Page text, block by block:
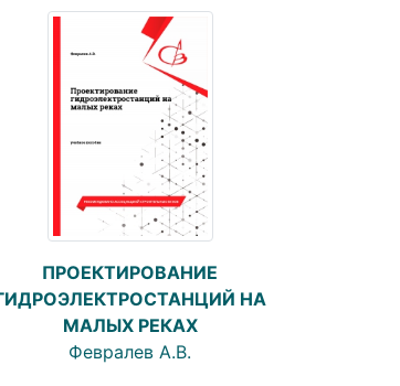
ПРОЕКТИРОВАНИЕ
НА
МАЛЫХ РЕКАХ
Февралев А.В.